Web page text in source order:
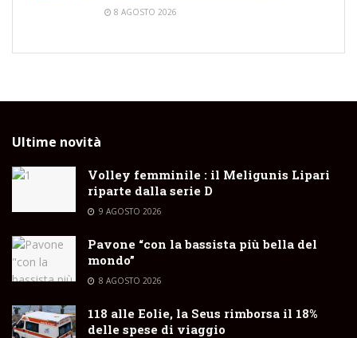
8 AGOSTO 2026
Ultime novità
Volley femminile : il Meligunis Lipari
riparte dalla serie D
9 AGOSTO 2026
Pavone “con la bassista più bella del
mondo”
8 AGOSTO 2026
118 alle Eolie, la Seus rimborsa il 18%
delle spese di viaggio